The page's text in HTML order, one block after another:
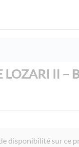
LOZARI II –
de disponibilité sur ce